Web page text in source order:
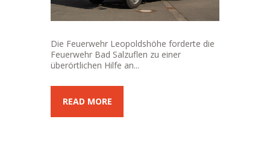
Die Feuerwehr Leopoldshöhe forderte die
Feuerwehr Bad Salzuflen zu einer
überörtlichen Hilfe an...
READ MORE